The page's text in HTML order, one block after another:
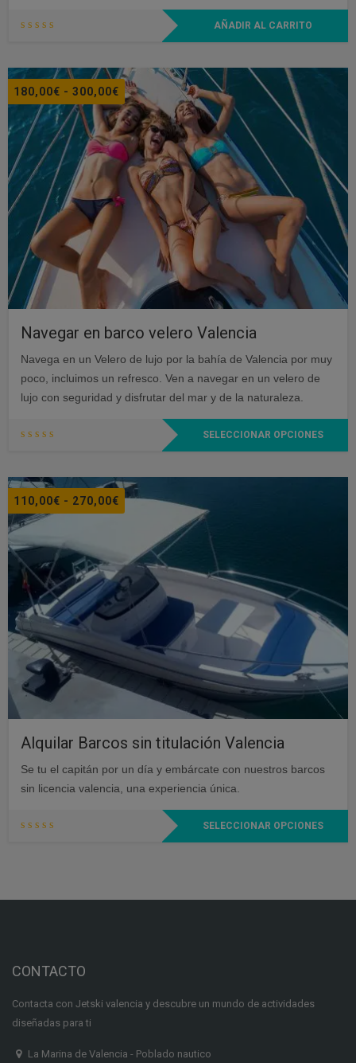
AÑADIR AL CARRITO
180,00€ - 300,00€ Rango
de
precios:
desde
180,00€
hasta
300,00€
Navegar en barco velero Valencia
Navega en un Velero de lujo por la bahía de Valencia por muy
poco, incluimos un refresco. Ven a navegar en un velero de
lujo con seguridad y disfrutar del mar y de la naturaleza.
SELECCIONAR OPCIONES
Este
producto
variantes.
opciones
se
elegir
página
de
producto
110,00€ - 270,00€ Rango
precios:
desde
110,00€
hasta
270,00€
Alquilar Barcos sin titulación Valencia
Se tu el capitán por un día y embárcate con nuestros barcos
sin licencia valencia, una experiencia única.
SELECCIONAR OPCIONES
Este
producto
en
página
CONTACTO
Contacta con Jetski valencia y descubre un mundo de actividades
diseñadas para ti
La Marina de Valencia - Poblado nautico